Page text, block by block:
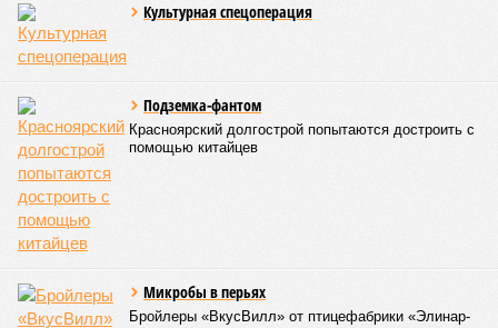
Культурная спецоперация
Подземка-фантом
Красноярский долгострой попытаются достроить с
помощью китайцев
Микробы в перьях
Бройлеры «ВкусВилл» от птицефабрики «Элинар-